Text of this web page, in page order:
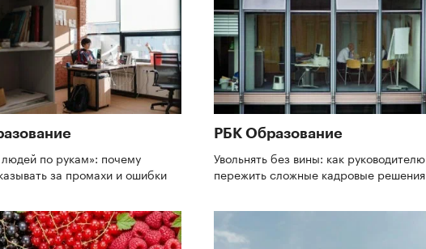
по рукам»: почему
за промахи и ошибки
РБК Образование
Увольнять без вины: как руководителю
пережить сложные кадровые решения